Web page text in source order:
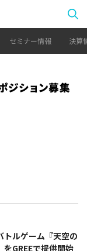
セミナー情報 決算
トルゲーム『天空の
GREEで提供開始